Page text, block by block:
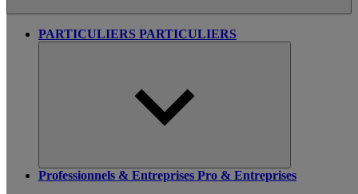
PARTICULIERS PARTICULIERS
Professionnels & Entreprises Pro & Entreprises